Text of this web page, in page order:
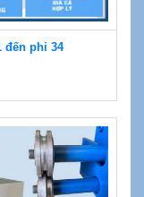
đến phi 34